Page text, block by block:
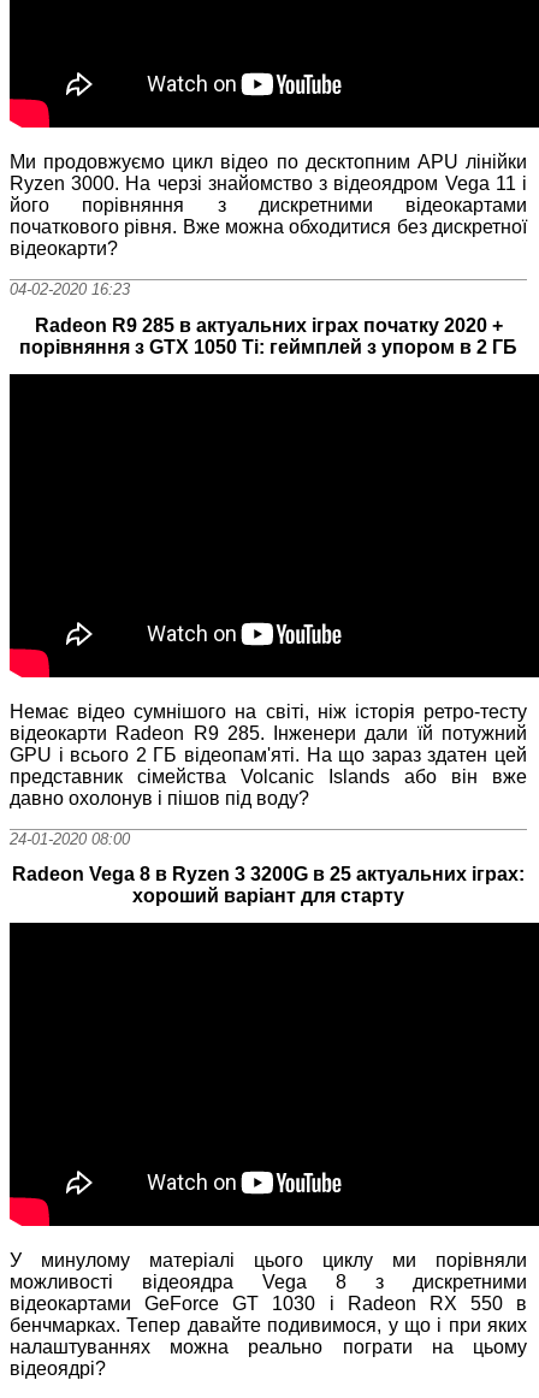
Ми продовжуємо цикл відео по десктопним APU лінійки
Ryzen 3000. На черзі знайомство з відеоядром Vega 11 і
його порівняння з дискретними відеокартами
початкового рівня. Вже можна обходитися без дискретної
відеокарти?
04-02-2020 16:23
Radeon R9 285 в актуальних іграх початку 2020 +
порівняння з GTX 1050 Ti: геймплей з упором в 2 ГБ
Немає відео сумнішого на світі, ніж історія ретро-тесту
відеокарти Radeon R9 285. Інженери дали їй потужний
GPU і всього 2 ГБ відеопам'яті. На що зараз здатен цей
представник сімейства Volcanic Islands або він вже
давно охолонув і пішов під воду?
24-01-2020 08:00
Radeon Vega 8 в Ryzen 3 3200G в 25 актуальних іграх:
хороший варіант для старту
У минулому матеріалі цього циклу ми порівняли
можливості відеоядра Vega 8 з дискретними
відеокартами GeForce GT 1030 і Radeon RX 550 в
бенчмарках. Тепер давайте подивимося, у що і при яких
налаштуваннях можна реально пограти на цьому
відеоядрі?